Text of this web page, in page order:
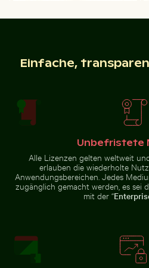
Stadtmauern von Heraklion
Luftaufnahme von Isla Choventún in
Chuburná
mit
Vintage-Fahrrad auf
Vintage-Fahrrad auf Küstenweg
Mann im Kings River an einem
Einfache,
Unbefristete
Alle Lizenzen gelten weltweit
erlauben die wiederholte
Anwendungsbereichen. Jedes
zugänglich gemacht werden, es sei
mit der “